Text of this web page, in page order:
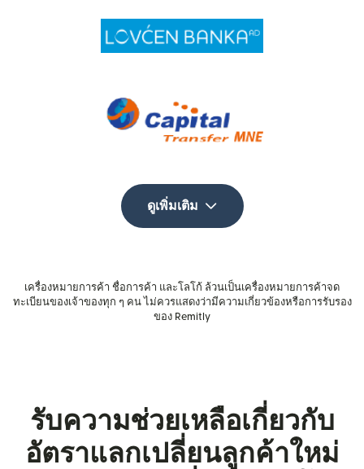
ดูเพิ่มเติม
เครื่องหมายการค้า ชื่อการค้า และโลโก้ ล้วนเป็นเครื่องหมายการค้าจด
ทะเบียนของเจ้าของทุก ๆ คน ไม่ควรแสดงว่ามีความเกี่ยวข้องหรือการรับรอง
ของ Remitly
รับความช่วยเหลือเกี่ยวกับ
อัตราแลกเปลี่ยนลูกค้าใหม่